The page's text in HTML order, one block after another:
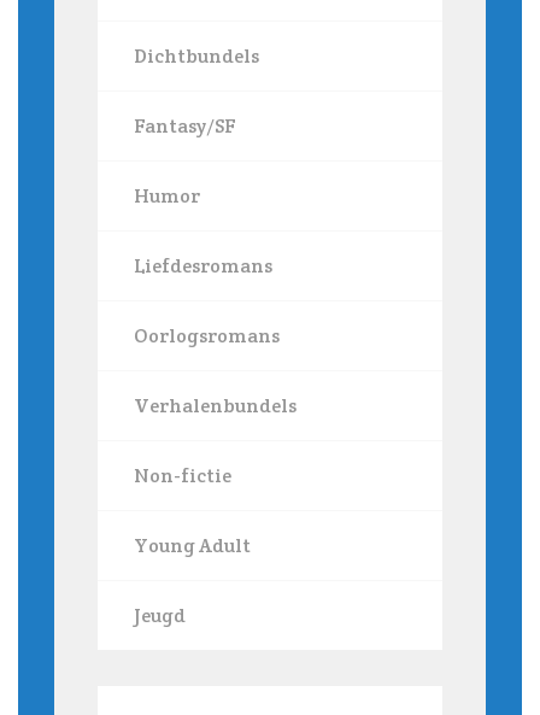
Dichtbundels
Fantasy/SF
Humor
Liefdesromans
Oorlogsromans
Verhalenbundels
Non-fictie
Young Adult
Jeugd